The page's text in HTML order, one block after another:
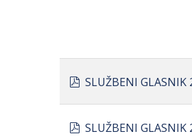
pdf
SLUŽBENI GLASNIK
pdf
SLUŽBENI GLASNIK